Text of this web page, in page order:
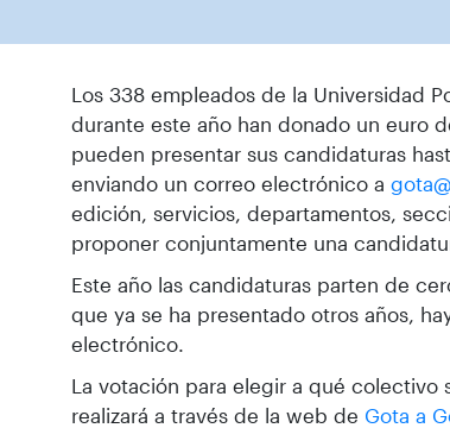
Los 338 empleados de la Universidad
durante este año han donado un euro
pueden presentar sus candidaturas
enviando un correo electrónico a
edición, servicios, departamentos,
proponer conjuntamente una
Este año las candidaturas parten de
que ya se ha presentado otros años,
electrónico.
La votación para elegir a qué
realizará a través de la web de Gota a